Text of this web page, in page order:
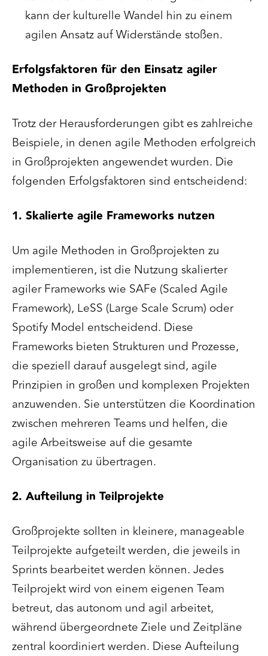
kann der kulturelle Wandel hin zu einem
agilen Ansatz auf Widerstände stoßen.
Erfolgsfaktoren für den Einsatz agiler
Methoden in Großprojekten
Trotz der Herausforderungen gibt es zahlreiche
Beispiele, in denen agile Methoden erfolgreich
in Großprojekten angewendet wurden. Die
folgenden Erfolgsfaktoren sind entscheidend:
1. Skalierte agile Frameworks nutzen
Um agile Methoden in Großprojekten zu
implementieren, ist die Nutzung skalierter
agiler Frameworks wie SAFe (Scaled Agile
Framework), LeSS (Large Scale Scrum) oder
Spotify Model entscheidend. Diese
Frameworks bieten Strukturen und Prozesse,
die speziell darauf ausgelegt sind, agile
Prinzipien in großen und komplexen Projekten
anzuwenden. Sie unterstützen die Koordination
zwischen mehreren Teams und helfen, die
agile Arbeitsweise auf die gesamte
Organisation zu übertragen.
2. Aufteilung in Teilprojekte
Großprojekte sollten in kleinere, manageable
Teilprojekte aufgeteilt werden, die jeweils in
Sprints bearbeitet werden können. Jedes
Teilprojekt wird von einem eigenen Team
betreut, das autonom und agil arbeitet,
während übergeordnete Ziele und Zeitpläne
zentral koordiniert werden. Diese Aufteilung